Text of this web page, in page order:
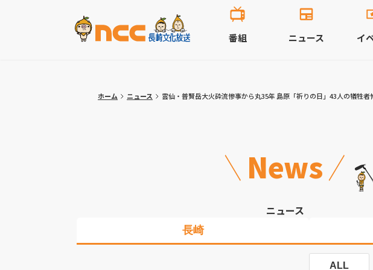
番組 ニュース イ
ホーム ニュース 雲仙・普賢岳大火砕流惨事から丸35年 島原「祈りの日」43人の犠牲者
News
ニュース
長崎
ALL